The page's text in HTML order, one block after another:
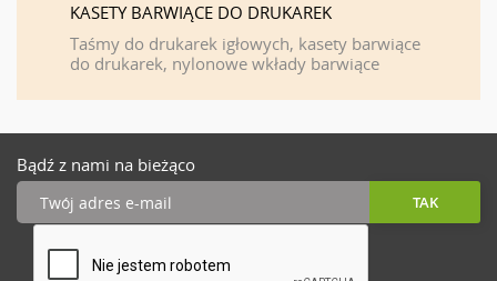
KASETY BARWIĄCE DO DRUKAREK
Taśmy do drukarek igłowych, kasety barwiące
do drukarek, nylonowe wkłady barwiące
Bądź z nami na bieżąco